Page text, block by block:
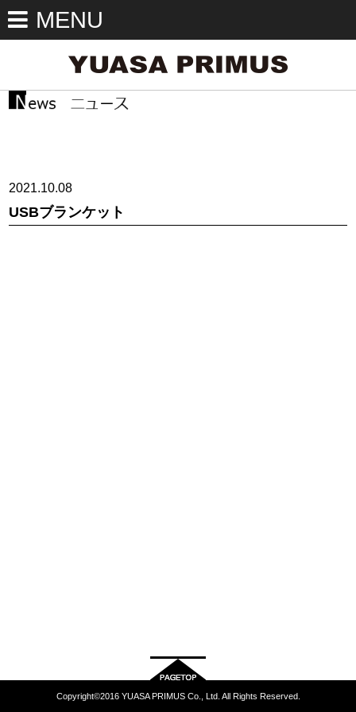
MENU
2021.10.08
USBブランケット
Copyright©2016 YUASA PRIMUS Co., Ltd. All Rights Reserved.